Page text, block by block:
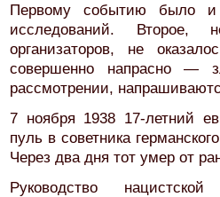
Первому событию было и
исследований. Второе,
организаторов, не
совершенно напрасно —
рассмотрении,
7 ноября 1938 17-летний
пуль в советника
Через два дня тот умер от
Руководство